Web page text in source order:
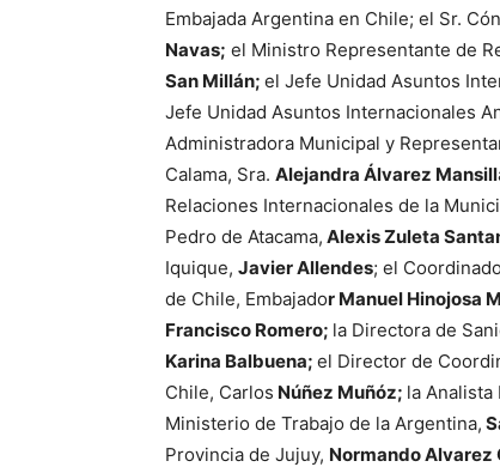
Embajada Argentina en Chile; el Sr.
Navas; el Ministro Representante de
San Millán; el Jefe Unidad Asuntos
Jefe Unidad Asuntos Internacionales
Administradora Municipal y
Calama, Sra. Alejandra Álvarez Mansill
Relaciones Internacionales de la
Pedro de Atacama, Alexis Zuleta
Iquique, Javier Allendes; el
de Chile, Embajador Manuel Hinojosa
Francisco Romero; la Directora de
Karina Balbuena; el Director de
Chile, Carlos Núñez Muñóz; la
Ministerio de Trabajo de la Argentina,
Provincia de Jujuy, Normando Alvarez